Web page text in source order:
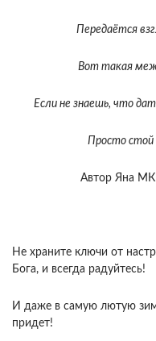
Передаётся
Вот такая
Если не знаешь, что
Просто стой
Автор Яна
Не храните ключи от
Бога, и всегда радуйтесь!
И даже в самую лютую
придет!